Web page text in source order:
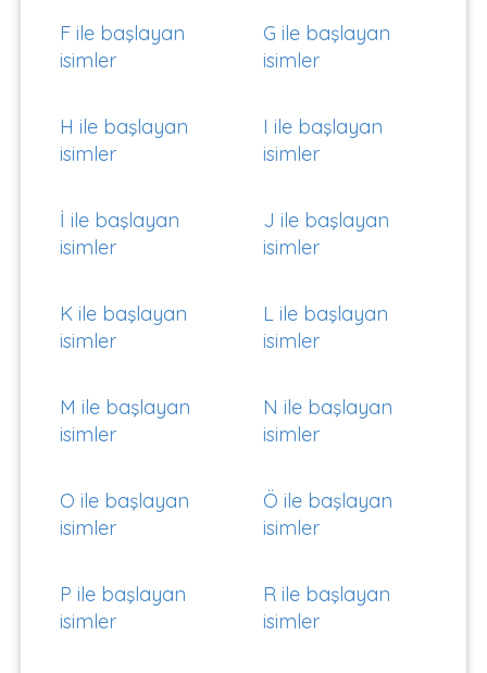
F ile başlayan
isimler
G ile başlayan
isimler
H ile başlayan
isimler
I ile başlayan
isimler
İ ile başlayan
isimler
J ile başlayan
isimler
K ile başlayan
isimler
L ile başlayan
isimler
M ile başlayan
isimler
N ile başlayan
isimler
O ile başlayan
isimler
Ö ile başlayan
isimler
P ile başlayan
isimler
R ile başlayan
isimler